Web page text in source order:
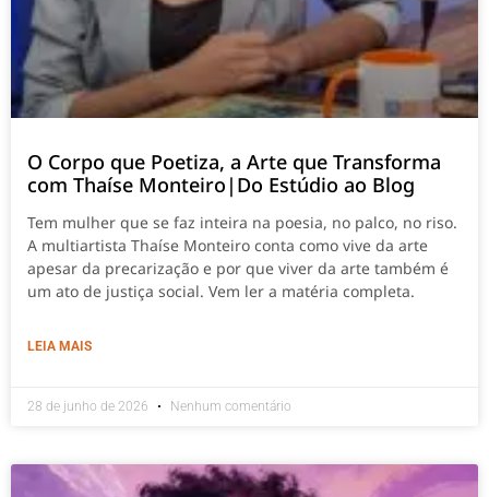
O Corpo que Poetiza, a Arte que Transforma
com Thaíse Monteiro|Do Estúdio ao Blog
Tem mulher que se faz inteira na poesia, no palco, no riso.
A multiartista Thaíse Monteiro conta como vive da arte
apesar da precarização e por que viver da arte também é
um ato de justiça social. Vem ler a matéria completa.
LEIA MAIS
28 de junho de 2026 Nenhum comentário